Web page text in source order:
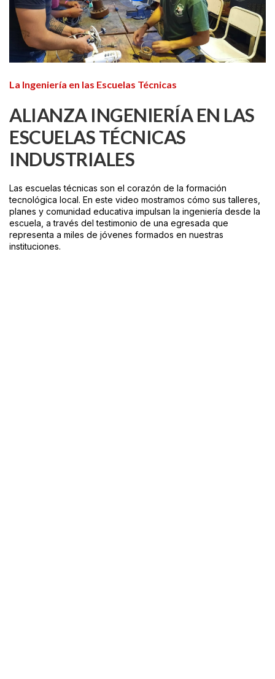
La Ingeniería en las Escuelas Técnicas
ALIANZA INGENIERÍA EN LAS
ESCUELAS TÉCNICAS
INDUSTRIALES
Las escuelas técnicas son el corazón de la formación
tecnológica local. En este video mostramos cómo sus talleres,
planes y comunidad educativa impulsan la ingeniería desde la
escuela, a través del testimonio de una egresada que
representa a miles de jóvenes formados en nuestras
instituciones.